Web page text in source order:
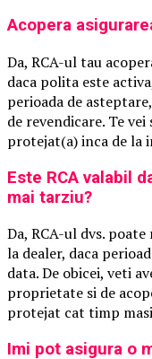
Acopera
Da, RCA-ul tau
daca polita este
perioada de
de revendicare. Te
protejat(a) inca de la
Este RCA valabil
mai tarziu?
Da, RCA-ul dvs.
la dealer, daca
data. De obicei, veti
proprietate si de
protejat cat timp
Imi pot asigura o